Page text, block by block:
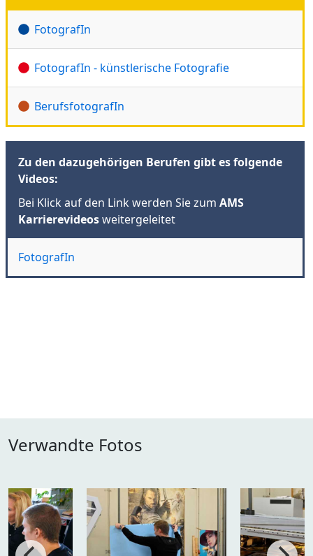
FotografIn
FotografIn - künstlerische Fotografie
BerufsfotografIn
Zu den dazugehörigen Berufen gibt es folgende
Videos:
Bei Klick auf den Link werden Sie zum AMS
Karrierevideosweitergeleitet
FotografIn
Verwandte Fotos